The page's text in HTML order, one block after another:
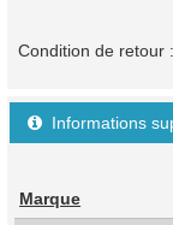
Condition de retour
 Informations
Marque